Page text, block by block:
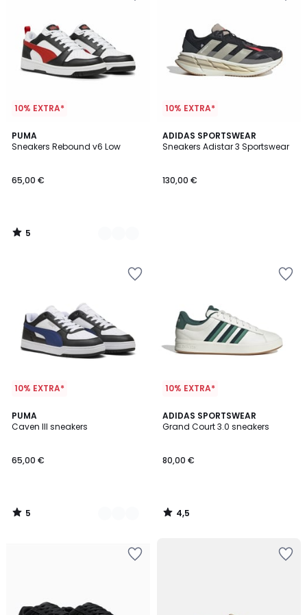
10% EXTRA*
PUMA
Sneakers Rebound v6 Low
65,00 €
5
/
2
Kleuren
5
/
10% EXTRA*
ADIDAS SPORTSWEAR
Sneakers Adistar 3 Sportswear
130,00 €
10% EXTRA*
PUMA
Caven III sneakers
65,00 €
5
/
2
Kleuren
5
/
10% EXTRA*
ADIDAS SPORTSWEAR
Grand Court 3.0 sneakers
80,00 €
4,5
/ 5
4,5
/